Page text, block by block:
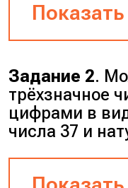
складывать
Сумма
при делении
2.
Ответ
Задание 2.
трёхзначное
цифрами в
числа 37 и